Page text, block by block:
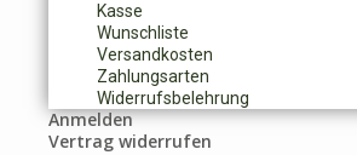
Kasse
Wunschliste
Versandkosten
Zahlungsarten
Widerrufsbelehrung
Anmelden
Vertrag widerrufen